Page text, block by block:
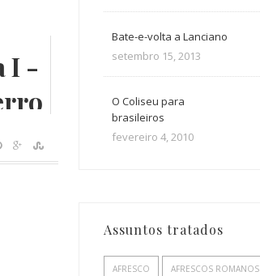
I -
Bate-e-volta a Lanciano
setembro 15, 2013
O Coliseu para
brasileiros
fevereiro 4, 2010
Assuntos tratados
AFRESCO AFRESCOS ROMANOS